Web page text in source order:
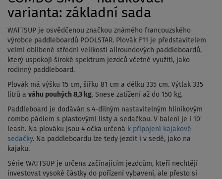
varianta: základní sada
WATTSUP je osvědčenou značkou známého francouzského
výrobce paddleboardů POOLSTAR. Plovák F11 je představitelem
velmi oblíbené střední velikosti allroundových paddleboardů,
který uspokojí široké spektrum jezdců včetně využití, jako
rodinný paddleboard.
Plovák má výšku 15 cm, šířku 81 cm a délku 335 cm. Výtlak 335
litrů a váhu pouhých 8,3 kg. Snese zatížení až do 150 kg.
Paddleboard je dodáván s 4-dílným nastavitelným hliníkovým
combo pádlem s plastovými listy a sedačkou. V balení je i 10'
leash. Na plováku jsou 4 očka určená k připojení kajakové
sedačky. Na paddleboardu lze tedy jezdit i v sedě, jako na
kajaku.
Série WATTSUP je určena začínajícím jezdcům, kteří nechtějí
investovat vysoké částky do pořízení vybavení, ale přesto si